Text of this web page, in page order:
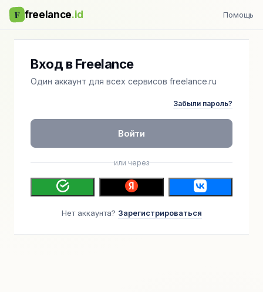
F freelance.id Помощь
Вход в Freelance
Один аккаунт для всех сервисов freelance.ru
Забыли пароль?
Войти
или через
Нет аккаунта? Зарегистрироваться